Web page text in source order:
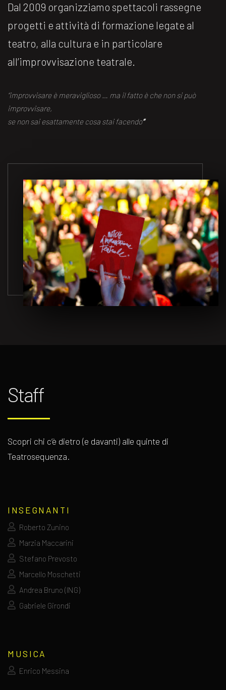
Dal 2009 organizziamo spettacoli rassegne
progetti e attività di formazione legate al
teatro, alla cultura e in particolare
all’improvvisazione teatrale.
“improvvisare è meraviglioso … ma il fatto è che non si può
improvvisare,
se non sai esattamente cosa stai facendo“
Staff
Scopri chi c’è dietro (e davanti) alle quinte di
Teatrosequenza.
INSEGNANTI
Roberto Zunino
Marzia Maccarini
Stefano Prevosto
Marcello Moschetti
Andrea Bruno (ING)
Gabriele Girondi
MUSICA
Enrico Messina